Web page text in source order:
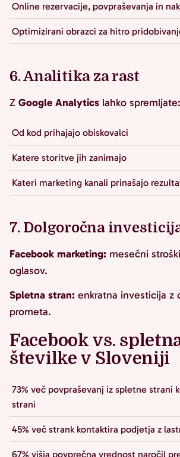
Online rezervacije, povpraševanja in
Optimizirani obrazci za hitro
6. Analitika za rast
Z Google Analytics lahko spremljate:
Od kod prihajajo obiskovalci
Katere storitve jih zanimajo
Kateri marketing kanali prinašajo
7. Dolgoročna
Facebook marketing: mesečni
oglasov.
Spletna stran: enkratna investicija z
prometa.
Facebook vs.
številke v Sloveniji
73% več povpraševanj iz spletne strani
strani
45% več strank kontaktira podjetja z
67% višja povprečna vrednost naročil